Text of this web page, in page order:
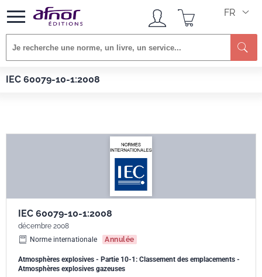
FR
IEC 60079-10-1:2008
Afnor EDITIONS Normes IEC 60079-10-1:2008
IEC 60079-10-1:2008
décembre 2008
Norme internationale
Annulée
Atmosphères explosives - Partie 10-1: Classement des emplacements -
Atmosphères explosives gazeuses